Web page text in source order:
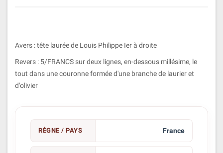
Avers : tête laurée de Louis Philippe Ier à droite
Revers : 5/FRANCS sur deux lignes, en-dessous millésime, le
tout dans une couronne formée d'une branche de laurier et
d'olivier
RÈGNE / PAYS France